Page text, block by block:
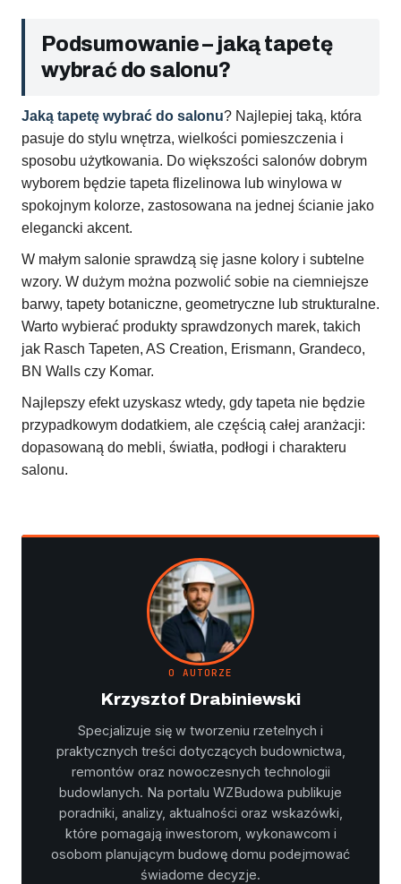
Podsumowanie – jaką tapetę
wybrać do salonu?
Jaką tapetę wybrać do salonu? Najlepiej taką, która
pasuje do stylu wnętrza, wielkości pomieszczenia i
sposobu użytkowania. Do większości salonów dobrym
wyborem będzie tapeta flizelinowa lub winylowa w
spokojnym kolorze, zastosowana na jednej ścianie jako
elegancki akcent.
W małym salonie sprawdzą się jasne kolory i subtelne
wzory. W dużym można pozwolić sobie na ciemniejsze
barwy, tapety botaniczne, geometryczne lub strukturalne.
Warto wybierać produkty sprawdzonych marek, takich
jak Rasch Tapeten, AS Creation, Erismann, Grandeco,
BN Walls czy Komar.
Najlepszy efekt uzyskasz wtedy, gdy tapeta nie będzie
przypadkowym dodatkiem, ale częścią całej aranżacji:
dopasowaną do mebli, światła, podłogi i charakteru
salonu.
O AUTORZE
Krzysztof Drabiniewski
Specjalizuje się w tworzeniu rzetelnych i
praktycznych treści dotyczących budownictwa,
remontów oraz nowoczesnych technologii
budowlanych. Na portalu WZBudowa publikuje
poradniki, analizy, aktualności oraz wskazówki,
które pomagają inwestorom, wykonawcom i
osobom planującym budowę domu podejmować
świadome decyzje.